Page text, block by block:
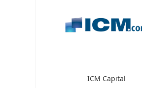
ICM Capital